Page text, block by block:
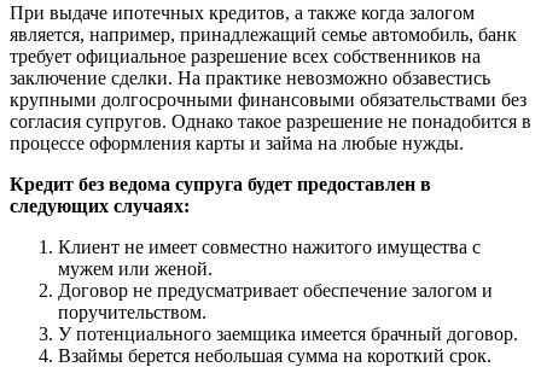
При выдаче ипотечных кредитов, а также когда залогом
является, например, принадлежащий семье автомобиль, банк
требует официальное разрешение всех собственников на
заключение сделки. На практике невозможно обзавестись
крупными долгосрочными финансовыми обязательствами без
согласия супругов. Однако такое разрешение не понадобится в
процессе оформления карты и займа на любые нужды.
Кредит без ведома супруга будет предоставлен в
следующих случаях:
Клиент не имеет совместно нажитого имущества с
мужем или женой.
Договор не предусматривает обеспечение залогом и
поручительством.
У потенциального заемщика имеется брачный договор.
Взаймы берется небольшая сумма на короткий срок.